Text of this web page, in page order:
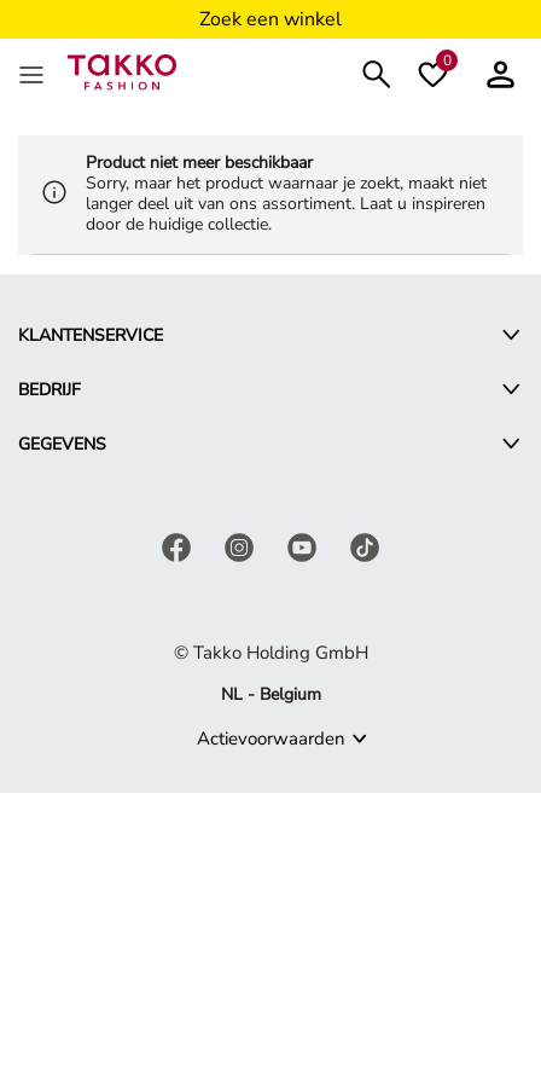
Zoek een winkel
0
Product niet meer beschikbaar
Sorry, maar het product waarnaar je zoekt, maakt niet
langer deel uit van ons assortiment. Laat u inspireren
door de huidige collectie.
KLANTENSERVICE
BEDRIJF
GEGEVENS
© Takko Holding GmbH
NL - Belgium
Actievoorwaarden